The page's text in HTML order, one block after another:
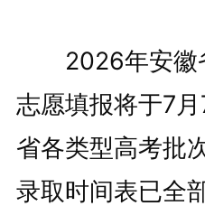
2026年安徽
志愿填报将于7
省各类型高考批
录取时间表已全